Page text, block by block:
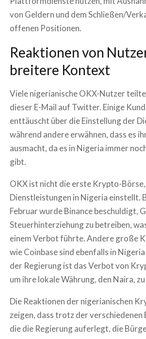
von Geldern und dem Schließen/
offenen Positionen.
Reaktionen von
breitere Kontext
Viele nigerianische OKX-Nutzer
dieser E-Mail auf Twitter. Einige
enttäuscht über die Einstellung der
während andere erwähnen, dass es
ausmacht, da es in Nigeria immer
gibt.
OKX ist nicht die erste Krypto-
Dienstleistungen in Nigeria einstellt.
Februar wurde Binance beschuldigt,
Steuerhinterziehung zu betreiben,
einem Verbot führte. Andere große
wie Coinbase sind ebenfalls in
der Regierung ist das Verbot von
um ihre lokale Währung, den Naira,
Die Reaktionen der nigerianischen
zeigen, dass trotz der verschiedenen
die die Regierung auferlegt, die